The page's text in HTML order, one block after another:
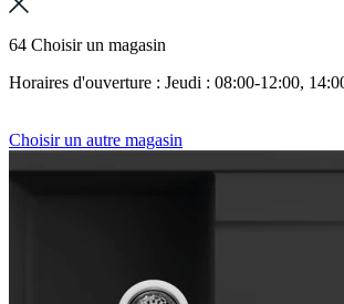
64 Choisir un magasin
Horaires d'ouverture : Jeudi : 08:00-12:00,
Choisir un autre magasin